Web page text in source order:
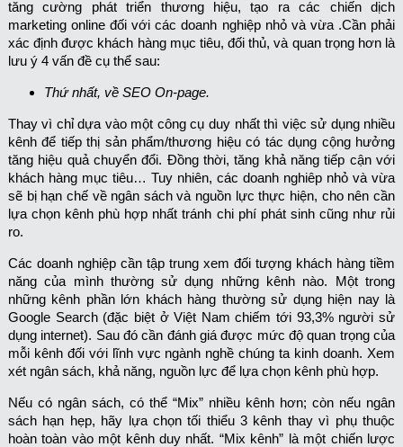
tăng cường phát triển thương hiệu, tạo ra các chiến dịch
marketing online đối với các doanh nghiệp nhỏ và vừa .Cần phải
xác định được khách hàng mục tiêu, đối thủ, và quan trọng hơn là
lưu ý 4 vấn đề cụ thể sau:
Thứ nhất, về SEO On-page.
Thay vì chỉ dựa vào một công cụ duy nhất thì việc sử dụng nhiều
kênh để tiếp thị sản phẩm/thương hiệu có tác dụng cộng hưởng
tăng hiệu quả chuyển đổi. Đồng thời, tăng khả năng tiếp cận với
khách hàng mục tiêu… Tuy nhiên, các doanh nghiêp nhỏ và vừa
sẽ bị hạn chế về ngân sách và nguồn lực thực hiện, cho nên cần
lựa chọn kênh phù hợp nhất tránh chi phí phát sinh cũng như rủi
ro.
Các doanh nghiệp cần tập trung xem đối tượng khách hàng tiềm
năng của mình thường sử dụng những kênh nào. Một trong
những kênh phần lớn khách hàng thường sử dụng hiện nay là
Google Search (đặc biệt ở Việt Nam chiếm tới 93,3% người sử
dụng internet). Sau đó cần đánh giá được mức độ quan trọng của
mỗi kênh đối với lĩnh vực ngành nghề chúng ta kinh doanh. Xem
xét ngân sách, khả năng, nguồn lực để lựa chọn kênh phù hợp.
Nếu có ngân sách, có thể “Mix” nhiều kênh hơn; còn nếu ngân
sách hạn hẹp, hãy lựa chọn tối thiểu 3 kênh thay vì phụ thuộc
hoàn toàn vào một kênh duy nhất. “Mix kênh” là một chiến lược